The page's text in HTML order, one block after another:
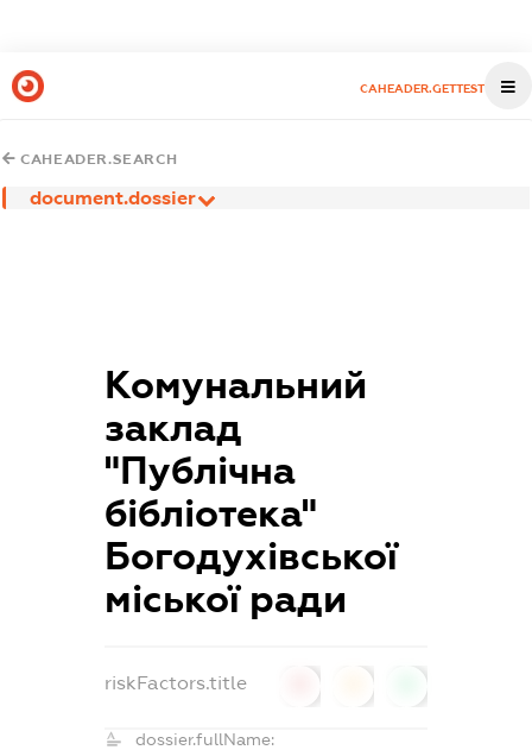
CAHEADER.GETTEST
CAHEADER.SEARCH
document.dossier
Комунальний
заклад
"Публічна
бібліотека"
Богодухівської
міської ради
riskFactors.title
dossier.fullName: